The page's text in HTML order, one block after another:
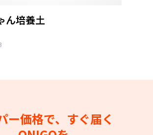
ん培養土
ー価格で、すぐ届く